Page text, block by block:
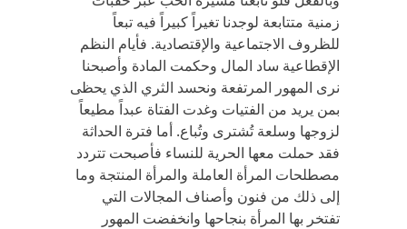
زمنية متتابعة لوجدنا تغيراً كبيراً فيه تبعاً
للظروف الاجتماعية والإقتصادية. فأيام النظم
الإقطاعية ساد المال وحكمت المادة وأصبحنا
نرى المهور المرتفعة ونحسد الثري الذي يحظى
بمن يريد من الفتيات وغدت الفتاة عبداً مطيعاً
لزوجها وسلعة تُشترى وتُباع. أما فترة الحداثة
فقد حملت معها الحرية للنساء فأصبحت تتردد
مصطلحات المرأة العاملة والمرأة المنتجة وما
إلى ذلك من فنون وأصناف المجالات التي
تفتخر بها المرأة بنجاحها وانخفضت المهور